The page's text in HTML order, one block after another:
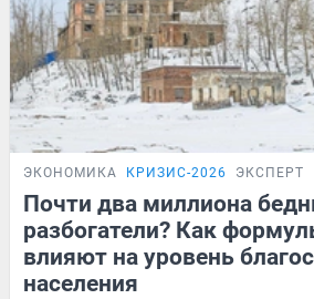
ЭКОНОМИКА КРИЗИС-2026 ЭКСПЕРТ
Почти два миллиона
разбогатели? Как
влияют на уровень
населения